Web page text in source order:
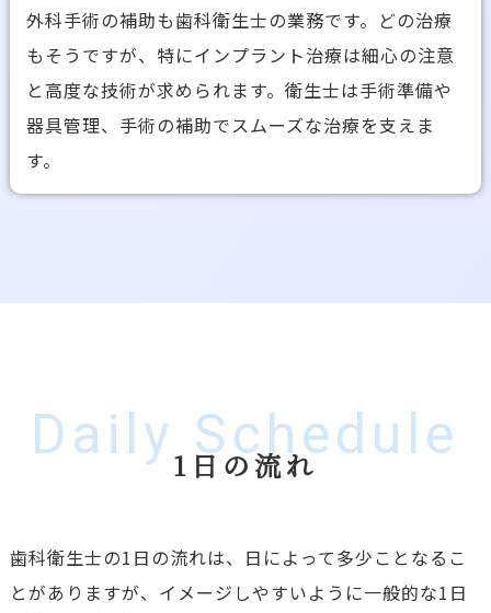
外科手術の補助も歯科衛生士の業務です。どの治療
もそうですが、特にインプラント治療は細心の注意
と高度な技術が求められます。衛生士は手術準備や
器具管理、手術の補助でスムーズな治療を支えま
す。
Daily Schedule
1日の流れ
歯科衛生士の1日の流れは、日によって多少ことなるこ
とがありますが、イメージしやすいように一般的な1日